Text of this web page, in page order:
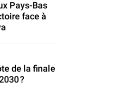
Pays-Bas
face à
de la finale
?